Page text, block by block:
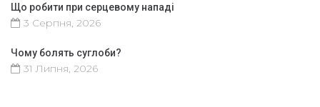
Що робити при серцевому нападі
3 Серпня, 2026
Чому болять суглоби?
31 Липня, 2026